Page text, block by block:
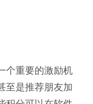
个重要的激励机
至是推荐朋友加